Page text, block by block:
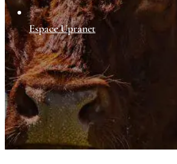
Espace Upranet